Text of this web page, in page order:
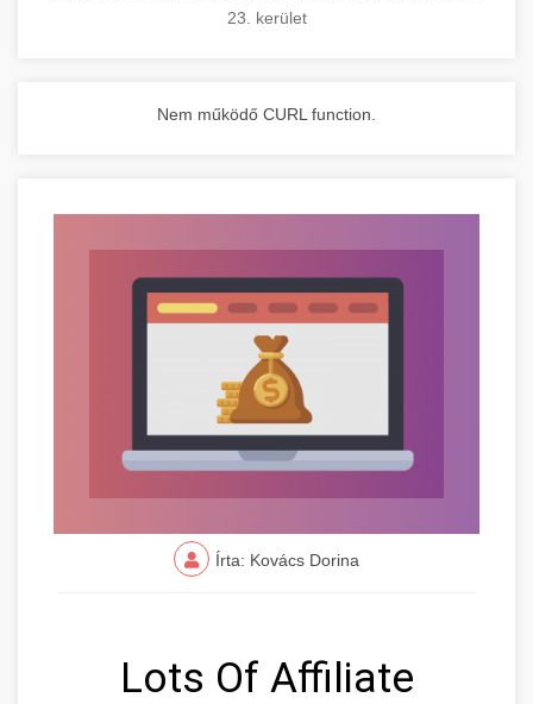
23. kerület
Nem működő CURL function.
Írta: Kovács Dorina
Lots Of Affiliate